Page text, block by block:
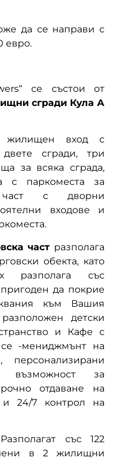
да се направи с
евро.
се състои от
сгради Кула А
жилищен вход с
сгради, три
за всяка сграда,
паркоместа за
част с дворни
входове и
част разполага
обекта, като
със
да покрие
към Вашия
детски
и Кафе с
-мениджмънт на
възможност за
отдаване на
24/7 контрол на
със 122
в 2 жилищни